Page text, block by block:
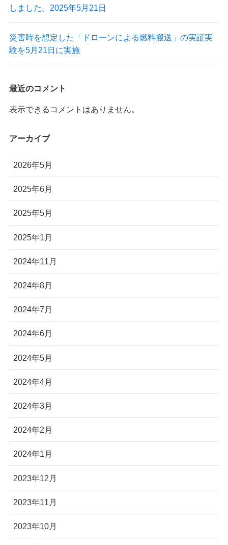
しました。2025年5月21日
災害時を想定した「ドローンによる燃料搬送」の実証実
験を5月21日に実施
最近のコメント
表示できるコメントはありません。
アーカイブ
2026年5月
2025年6月
2025年5月
2025年1月
2024年11月
2024年8月
2024年7月
2024年6月
2024年5月
2024年4月
2024年3月
2024年2月
2024年1月
2023年12月
2023年11月
2023年10月